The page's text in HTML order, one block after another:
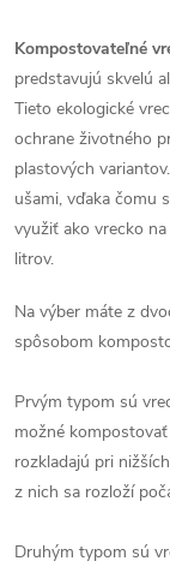
o
v
v
v
l
á
d
a
c
i
e
p
r
v
Kompostovateľné
predstavujú skvelú
Tieto ekologické
ochrane životného
plastových
ušami, vďaka čomu
využiť ako vrecko
litrov.
Na výber máte z
spôsobom
Prvým typom sú
možné
rozkladajú pri
z nich sa rozloží
Druhým typom sú